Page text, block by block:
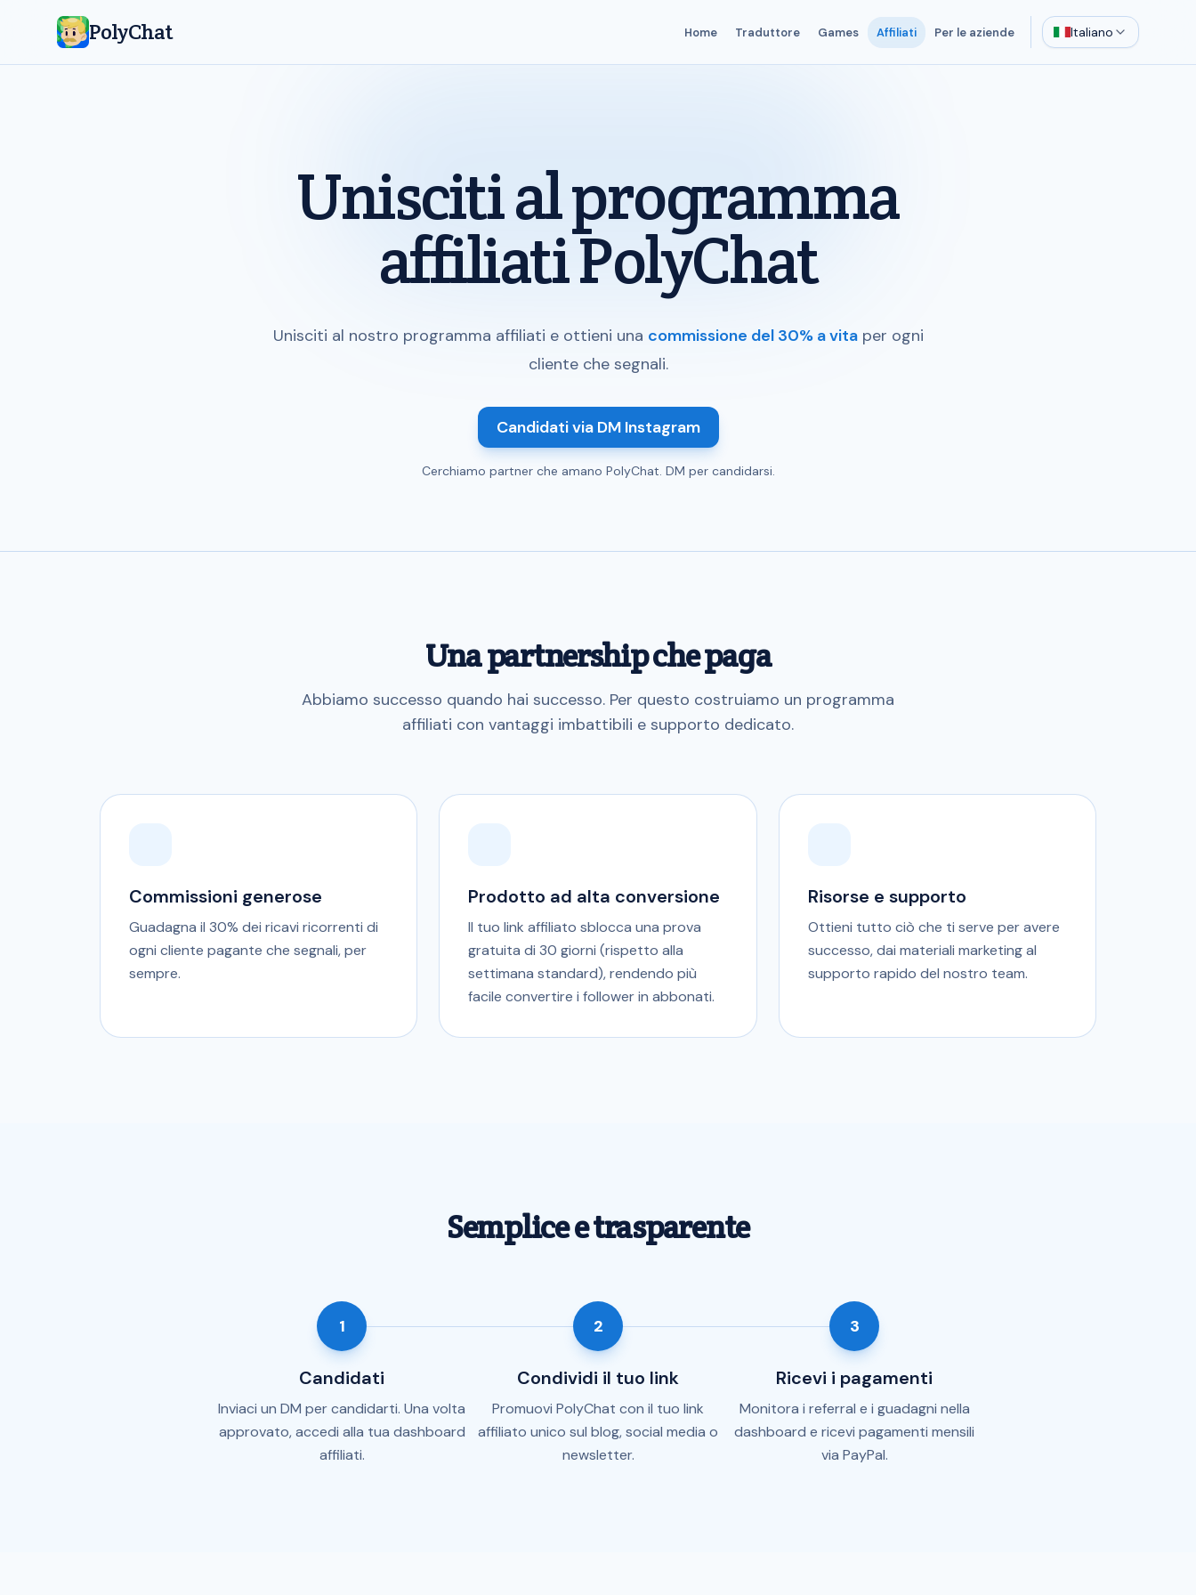
PolyChat Home Traduttore Games Affiliati Per le aziende Italiano
Unisciti al programma
affiliati PolyChat
Unisciti al nostro programma affiliati e ottieni una commissione del 30% a vitaper ogni
cliente che segnali.
Candidati via DM Instagram
Cerchiamo partner che amano PolyChat. DM per candidarsi.
Una partnership che paga
Abbiamo successo quando hai successo. Per questo costruiamo un programma
affiliati con vantaggi imbattibili e supporto dedicato.
Commissioni generose
Guadagna il 30% dei ricavi ricorrenti di
ogni cliente pagante che segnali, per
sempre.
Prodotto ad alta conversione
Il tuo link affiliato sblocca una prova
gratuita di 30 giorni (rispetto alla
settimana standard), rendendo più
facile convertire i follower in abbonati.
Risorse e supporto
Ottieni tutto ciò che ti serve per avere
successo, dai materiali marketing al
supporto rapido del nostro team.
Semplice e trasparente
1
Candidati
Inviaci un DM per candidarti. Una volta
approvato, accedi alla tua dashboard
affiliati.
2
Condividi il tuo link
Promuovi PolyChat con il tuo link
affiliato unico sul blog, social media o
newsletter.
3
Ricevi i pagamenti
Monitora i referral e i guadagni nella
dashboard e ricevi pagamenti mensili
via PayPal.